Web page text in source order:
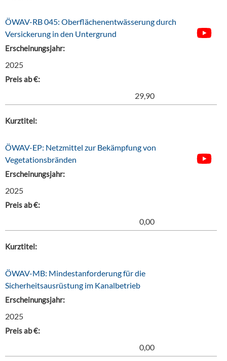
ÖWAV-RB 045: Oberflächenentwässerung durch
Versickerung in den Untergrund
Erscheinungsjahr:
2025
Preis ab €:
29,90
Kurztitel:
ÖWAV-EP: Netzmittel zur Bekämpfung von
Vegetationsbränden
Erscheinungsjahr:
2025
Preis ab €:
0,00
Kurztitel:
ÖWAV-MB: Mindestanforderung für die
Sicherheitsausrüstung im Kanalbetrieb
Erscheinungsjahr:
2025
Preis ab €:
0,00